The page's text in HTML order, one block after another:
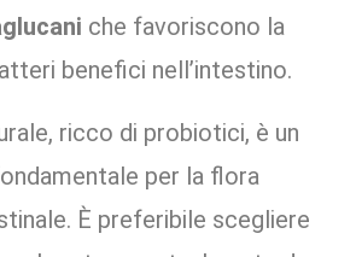
che favoriscono la
benefici nell’intestino.
ricco di probiotici, è un
per la flora
È preferibile scegliere